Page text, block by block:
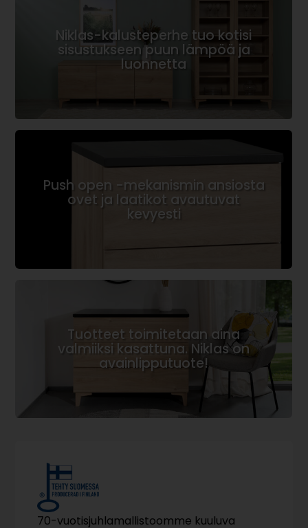
Niklas-kalusteperhe tuo kotisi
sisustukseen puun lämpöä ja
luonnetta
Push open -mekanismin ansiosta
ovet ja laatikot avautuvat
kevyesti
Tuotteet toimitetaan aina
valmiiksi kasattuna. Niklas on
avainlipputuote!
70-vuotisjuhlamallistoomme kuuluva